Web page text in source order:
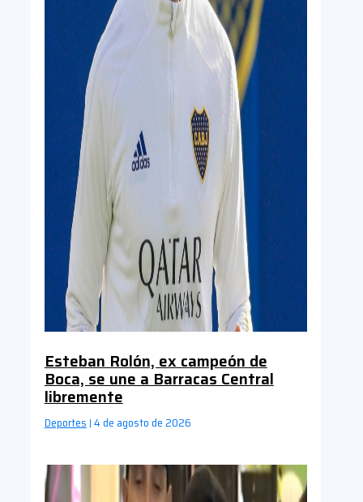
Esteban Rolón, ex campeón de
Boca, se une a Barracas Central
libremente
Deportes | 4 de agosto de 2026